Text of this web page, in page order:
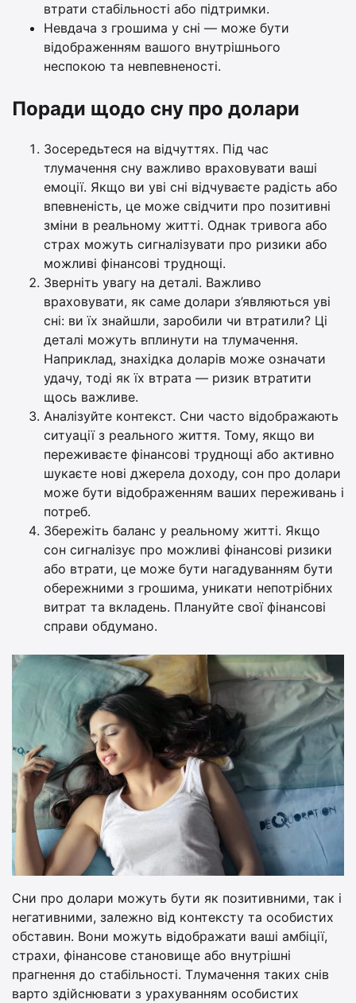
втрати стабільності або підтримки.
Невдача з грошима у сні — може бути
відображенням вашого внутрішнього
неспокою та невпевненості.
Поради щодо сну про долари
Зосередьтеся на відчуттях. Під час
тлумачення сну важливо враховувати ваші
емоції. Якщо ви уві сні відчуваєте радість або
впевненість, це може свідчити про позитивні
зміни в реальному житті. Однак тривога або
страх можуть сигналізувати про ризики або
можливі фінансові труднощі.
Зверніть увагу на деталі. Важливо
враховувати, як саме долари з’являються уві
сні: ви їх знайшли, заробили чи втратили? Ці
деталі можуть вплинути на тлумачення.
Наприклад, знахідка доларів може означати
удачу, тоді як їх втрата — ризик втратити
щось важливе.
Аналізуйте контекст. Сни часто відображають
ситуації з реального життя. Тому, якщо ви
переживаєте фінансові труднощі або активно
шукаєте нові джерела доходу, сон про долари
може бути відображенням ваших переживань і
потреб.
Збережіть баланс у реальному житті. Якщо
сон сигналізує про можливі фінансові ризики
або втрати, це може бути нагадуванням бути
обережними з грошима, уникати непотрібних
витрат та вкладень. Плануйте свої фінансові
справи обдумано.
Сни про долари можуть бути як позитивними, так і
негативними, залежно від контексту та особистих
обставин. Вони можуть відображати ваші амбіції,
страхи, фінансове становище або внутрішні
прагнення до стабільності. Тлумачення таких снів
варто здійснювати з урахуванням особистих